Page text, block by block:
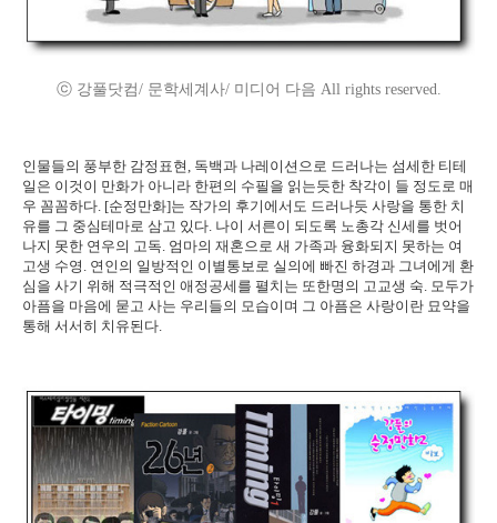
ⓒ 강풀닷컴/ 문학세계사/ 미디어 다음 All rights reserved.
인물들의 풍부한 감정표현, 독백과 나레이션으로 드러나는 섬세한 티테
일은 이것이 만화가 아니라 한편의 수필을 읽는듯한 착각이 들 정도로 매
우 꼼꼼하다. [순정만화]는 작가의 후기에서도 드러나듯 사랑을 통한 치
유를 그 중심테마로 삼고 있다. 나이 서른이 되도록 노총각 신세를 벗어
나지 못한 연우의 고독. 엄마의 재혼으로 새 가족과 융화되지 못하는 여
고생 수영. 연인의 일방적인 이별통보로 실의에 빠진 하경과 그녀에게 환
심을 사기 위해 적극적인 애정공세를 펼치는 또한명의 고교생 숙. 모두가
아픔을 마음에 묻고 사는 우리들의 모습이며 그 아픔은 사랑이란 묘약을
통해 서서히 치유된다.